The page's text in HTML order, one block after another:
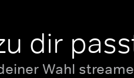
dir
Wahl